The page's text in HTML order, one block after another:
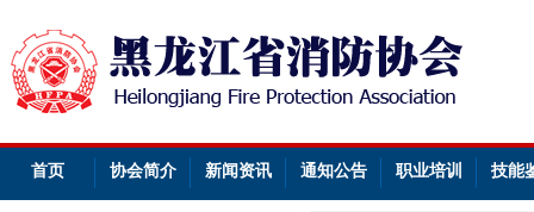
首页 协会简介 新闻资讯 通知公告 职业培训 技能